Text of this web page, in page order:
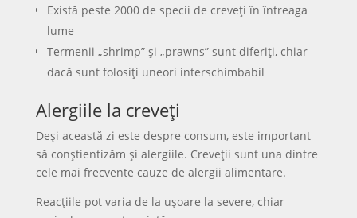
Există peste 2000 de specii de creveți în întreaga
lume
Termenii „shrimp” și „prawns” sunt diferiți, chiar
dacă sunt folosiți uneori interschimbabil
Alergiile la creveți
Deși această zi este despre consum, este important
să conștientizăm și alergiile. Creveții sunt una dintre
cele mai frecvente cauze de alergii alimentare.
Reacțiile pot varia de la ușoare la severe, chiar